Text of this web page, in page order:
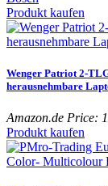
Produkt kaufen
Wenger Patriot 2-
herausnehmbare
Amazon.de Price:
Produkt kaufen